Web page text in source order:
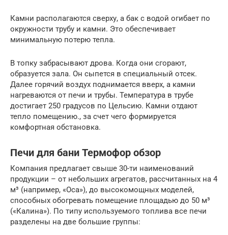
Камни располагаются сверху, а бак с водой огибает по
окружности трубу и камни. Это обеспечивает
минимальную потерю тепла.
В топку забрасывают дрова. Когда они сгорают,
образуется зала. Он сыпется в специальный отсек.
Далее горячий воздух поднимается вверх, а камни
нагреваются от печи и трубы. Температура в трубе
достигает 250 градусов по Цельсию. Камни отдают
тепло помещению., за счет чего формируется
комфортная обстановка.
Печи для бани Термофор обзор
Компания предлагает свыше 30-ти наименований
продукции – от небольших агрегатов, рассчитанных на 4
м³ (например, «Оса»), до высокомощных моделей,
способных обогревать помещение площадью до 50 м³
(«Калина»). По типу используемого топлива все печи
разделены на две большие группы: